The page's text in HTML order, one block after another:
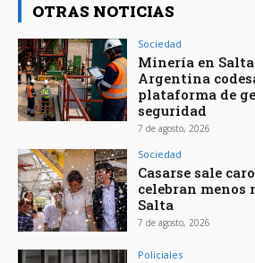
OTRAS NOTICIAS
Sociedad
Minería en Salta
Argentina
plataforma de
seguridad
7 de agosto, 2026
Sociedad
Casarse sale
celebran
Salta
7 de agosto, 2026
Policiales